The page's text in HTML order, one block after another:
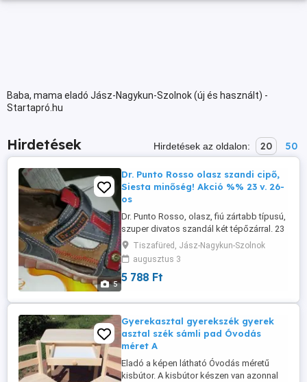
Baba, mama eladó Jász-Nagykun-Szolnok (új és használt) -
Startapró.hu
Hirdetések Hirdetések az oldalon: 20 50
5
Dr. Punto Rosso olasz szandi cipő,
Siesta minőség! Akció %% 23 v. 26-
os
Dr. Punto Rosso, olasz, fiú zártabb típusú,
szuper divatos szandál két tépőzárral. 23
-as méret (van egy 26-os is) Siesta
minőség, nagyon kedvező áron!
KIHAGYHATATLAN LEHETŐSÉG; ALKALMI
ÁRON! %%%%%% Fiú szandál két
Ezek a Dr. Punto Rosso termékek
szilikonos talpbetéttel ...
Tiszafüred, Jász-Nagykun-Szolnok
augusztus 3
5 788 Ft
Gyerekasztal gyerekszék gyerek
asztal szék sámli pad Óvodás
méret A
Eladó a képen látható Óvodás méretű
kisbútor. A kisbútor készen van azonnal